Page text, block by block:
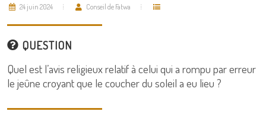
24 juin 2024 Conseil de Fatwa
QUESTION
Quel est l’avis religieux relatif à celui qui a rompu par erreur
le jeûne croyant que le coucher du soleil a eu lieu ?